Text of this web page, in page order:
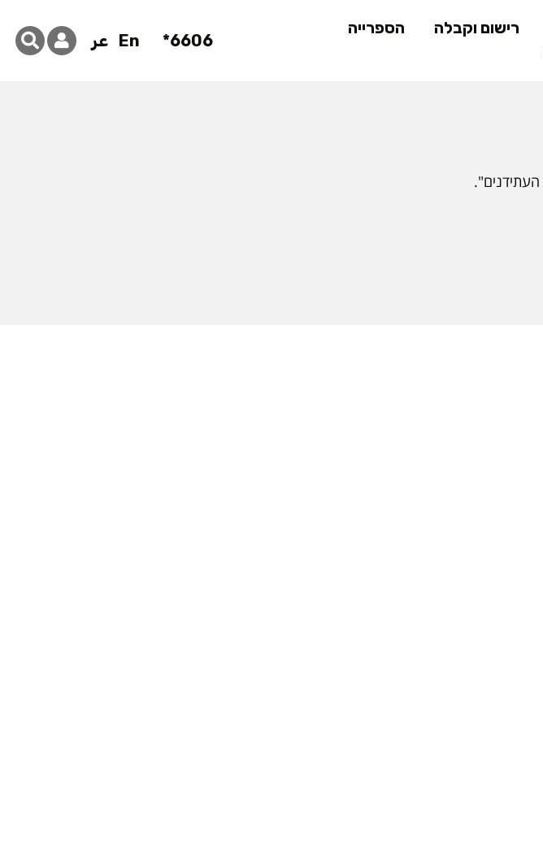
לתוכןרישום וקבלה
הספרייה
6606*
En عر
העתידנים".